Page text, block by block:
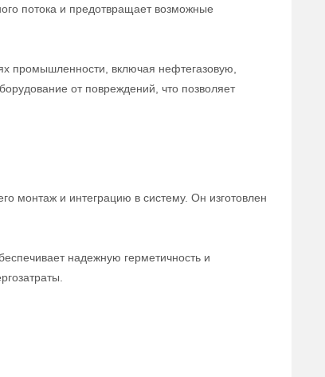
потока и предотвращает возможные
промышленности, включая нефтегазовую,
от повреждений, что позволяет
монтаж и интеграцию в систему. Он изготовлен
надежную герметичность и